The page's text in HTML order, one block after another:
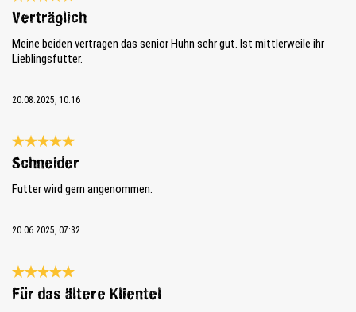
Review with rating of 5 out of 5 stars
Verträglich
Meine beiden vertragen das senior Huhn sehr gut. Ist mittlerweile ihr
Lieblingsfutter.
20.08.2025, 10:16
Review with rating of 5 out of 5 stars
Schneider
Futter wird gern angenommen.
20.06.2025, 07:32
Review with rating of 5 out of 5 stars
Für das ältere Klientel